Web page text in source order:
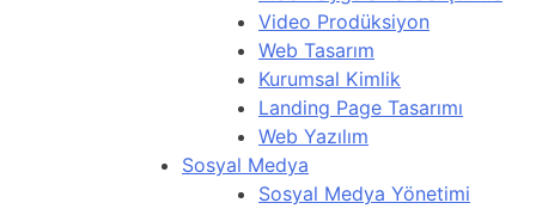
Video Prodüksiyon
Web Tasarım
Kurumsal Kimlik
Landing Page Tasarımı
Web Yazılım
Sosyal Medya
Sosyal Medya Yönetimi